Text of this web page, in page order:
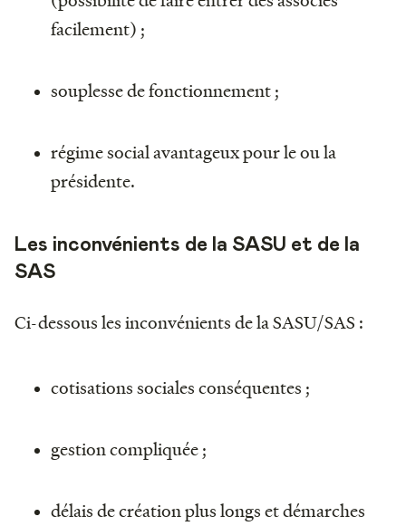
facilement) ;
souplesse de fonctionnement ;
régime social avantageux pour le ou la
présidente.
Les inconvénients de la SASU et de la
SAS
Ci-dessous les inconvénients de la SASU/SAS :
cotisations sociales conséquentes ;
gestion compliquée ;
délais de création plus longs et démarches